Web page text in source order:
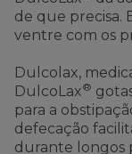
de que precisa.
ventre com os
Dulcolax,
DulcoLax®
para a
defecação
durante longos